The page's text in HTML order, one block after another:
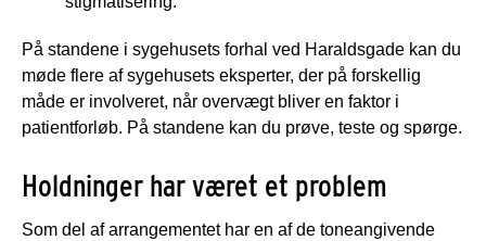
På standene i sygehusets forhal ved Haraldsgade kan du
møde flere af sygehusets eksperter, der på forskellig
måde er involveret, når overvægt bliver en faktor i
patientforløb. På standene kan du prøve, teste og spørge.
Holdninger har været et problem
Som del af arrangementet har en af de toneangivende